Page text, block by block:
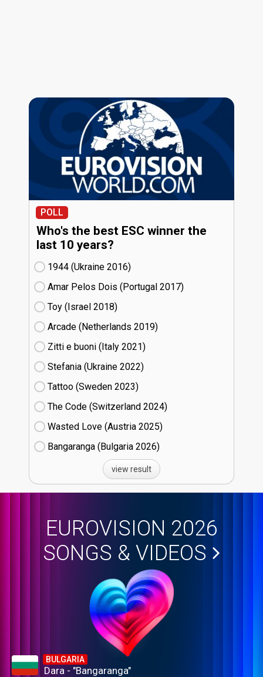
POLL
Who's the best ESC winner the
last 10 years?
1944 (Ukraine
16)
Amar Pelos Dois (Portugal
17)
Toy (Israel
18)
Arcade (Netherlands
19)
Zitti e buoni​ (Italy
21)
Stefania (Ukraine
22)
Tattoo (Sweden
23)
The Code (Switzerland
24)
Wasted Love (Austria
25)
Bangaranga (Bulgaria
26)
view result
EUROVISION 2026
SONGS & VIDEOS
BULGARIA
Dara - "Bangaranga"